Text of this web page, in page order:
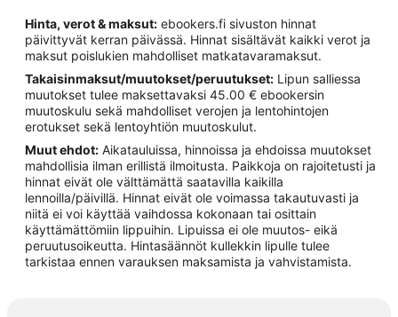
Hinta, verot & maksut: ebookers.fi sivuston hinnat
päivittyvät kerran päivässä. Hinnat sisältävät kaikki verot ja
maksut poislukien mahdolliset matkatavaramaksut.
Takaisinmaksut/muutokset/peruutukset: Lipun salliessa
muutokset tulee maksettavaksi 45.00 € ebookersin
muutoskulu sekä mahdolliset verojen ja lentohintojen
erotukset sekä lentoyhtiön muutoskulut.
Muut ehdot: Aikatauluissa, hinnoissa ja ehdoissa muutokset
mahdollisia ilman erillistä ilmoitusta. Paikkoja on rajoitetusti ja
hinnat eivät ole välttämättä saatavilla kaikilla
lennoilla/päivillä. Hinnat eivät ole voimassa takautuvasti ja
niitä ei voi käyttää vaihdossa kokonaan tai osittain
käyttämättömiin lippuihin. Lipuissa ei ole muutos- eikä
peruutusoikeutta. Hintasäännöt kullekkin lipulle tulee
tarkistaa ennen varauksen maksamista ja vahvistamista.